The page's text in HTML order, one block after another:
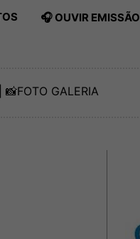
🎧 OUVIR EMISSÃO
| 📸FOTO GALERIA